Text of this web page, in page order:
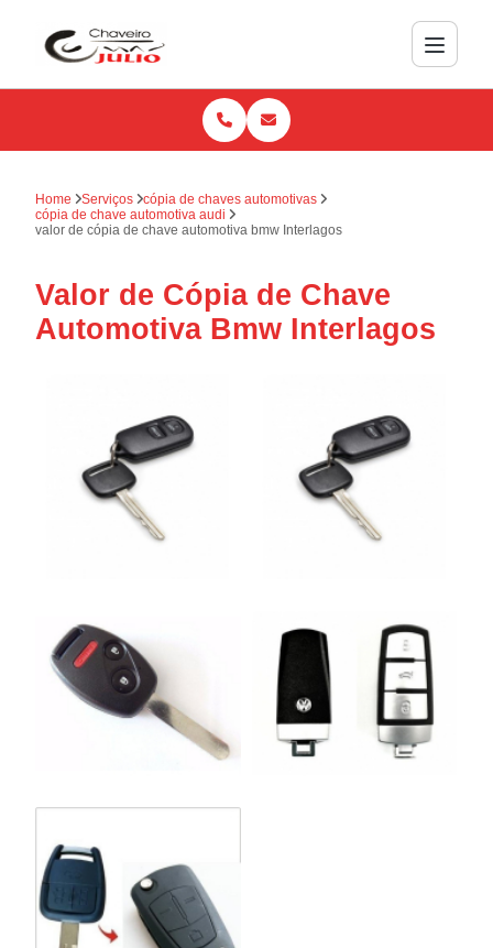
Home Serviços
cópia de chaves automotivas
cópia de chave automotiva audi
valor de cópia de chave automotiva bmw Interlagos
Valor de Cópia de Chave
Automotiva Bmw Interlagos